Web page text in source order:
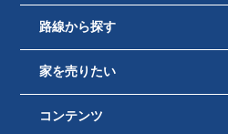
路線から探す
家を売りたい
コンテンツ